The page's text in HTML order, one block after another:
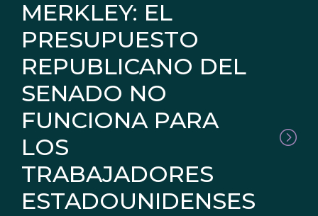
MERKLEY: EL
PRESUPUESTO
REPUBLICANO DEL
SENADO NO
FUNCIONA PARA
LOS
TRABAJADORES
ESTADOUNIDENSES